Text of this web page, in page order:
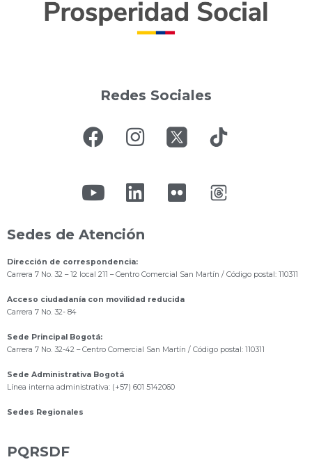
Redes Sociales
Sedes de Atención
Dirección de correspondencia:
Carrera 7 No. 32 – 12 local 211 – Centro Comercial San Martín / Código postal: 110311
Acceso ciudadanía con movilidad reducida
Carrera 7 No. 32- 84
Sede Principal Bogotá:
Carrera 7 No. 32-42 – Centro Comercial San Martín / Código postal: 110311
Sede Administrativa Bogotá
Línea interna administrativa: (+57) 601 5142060
Sedes Regionales
PQRSDF